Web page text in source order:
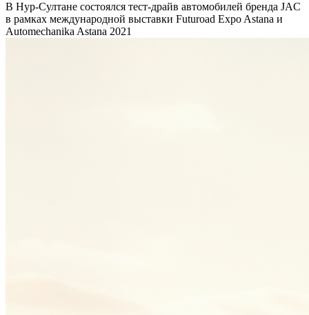
В Нур-Cултане состоялся тест-драйв автомобилей бренда JAC
в рамках международной выставки Futuroad Expo Astana и
Automechanika Astana 2021